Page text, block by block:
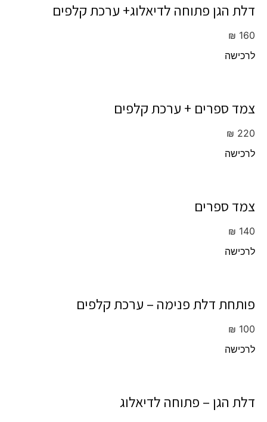
דלת הגן פתוחה לדיאלוג+ ערכת קלפים
₪ 160
לרכישה
צמד ספרים + ערכת קלפים
₪ 220
לרכישה
צמד ספרים
₪ 140
לרכישה
פותחת דלת פנימה – ערכת קלפים
₪ 100
לרכישה
דלת הגן – פתוחה לדיאלוג